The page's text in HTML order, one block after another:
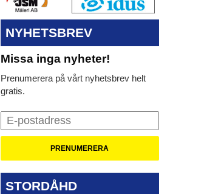
NYHETSBREV
Missa inga nyheter!
Prenumerera på vårt nyhetsbrev helt
gratis.
STORDÅHD